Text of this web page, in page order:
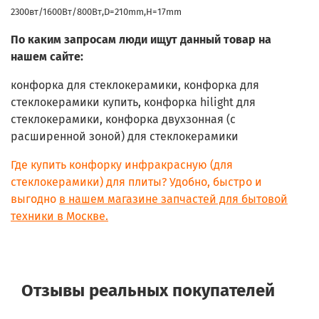
Gorenje ECT780E
Gorenje ECT740C
Gorenje EC7969ED
Gorenje 706.323 3
Gorenje 411.667 9
Gorenje 768.359 2
Gorenje 730.598 0
Gorenje 920.625 1
Gorenje ECT650CP
Gorenje KT7800E
Gorenje EC7968E
Gorenje 00.179.208 4
Gorenje 179.208 4
Gorenje EC4000SM-E
Gorenje ECT680E
2300вт/1600Вт/800Вт,D=210mm,H=17mm
По каким запросам люди ищут данный товар на
нашем сайте:
конфорка для стеклокерамики, конфорка для
стеклокерамики купить, конфорка hilight для
стеклокерамики, конфорка двухзонная (с
расширенной зоной) для стеклокерамики
Где купить конфорку инфракрасную (для
стеклокерамики) для плиты? Удобно, быстро и
выгодно в нашем магазине запчастей для бытовой
техники в Москве.
Отзывы реальных покупателей